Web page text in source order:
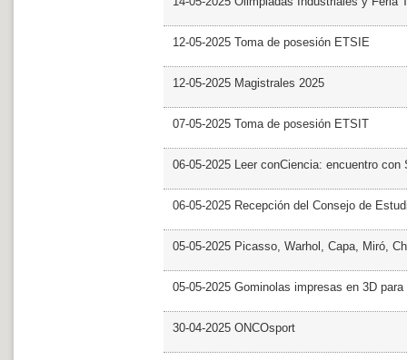
12-05-2025 Toma de posesión ETSIE
12-05-2025 Magistrales 2025
07-05-2025 Toma de posesión ETSIT
06-05-2025 Leer conCiencia: encuentro con
06-05-2025 Recepción del Consejo de
05-05-2025 Picasso, Warhol, Capa, Miró,
05-05-2025 Gominolas impresas en 3D
30-04-2025 ONCOsport